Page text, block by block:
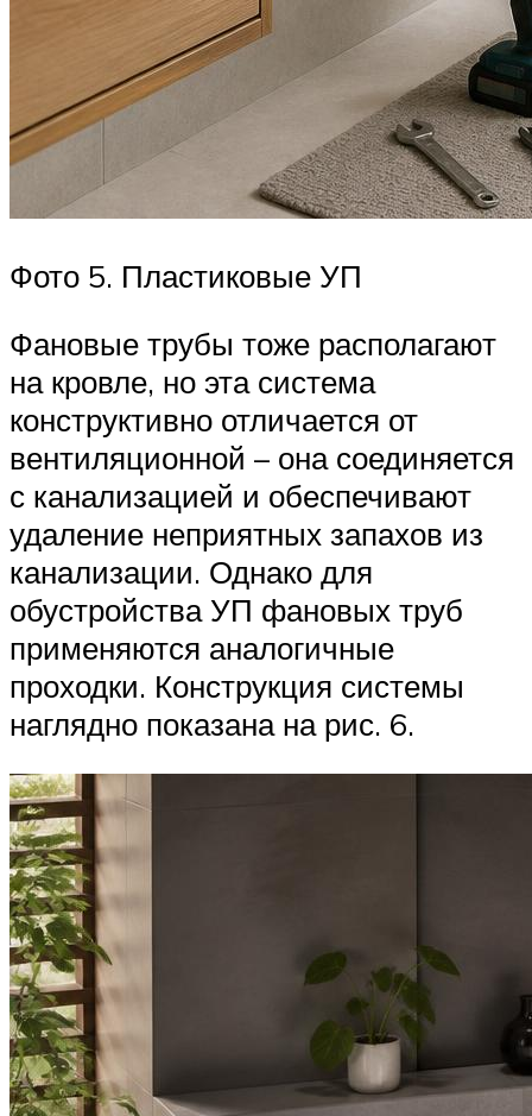
Фото 5. Пластиковые УП
Фановые трубы тоже располагают
на кровле, но эта система
конструктивно отличается от
вентиляционной – она соединяется
с канализацией и обеспечивают
удаление неприятных запахов из
канализации. Однако для
обустройства УП фановых труб
применяются аналогичные
проходки. Конструкция системы
наглядно показана на рис. 6.